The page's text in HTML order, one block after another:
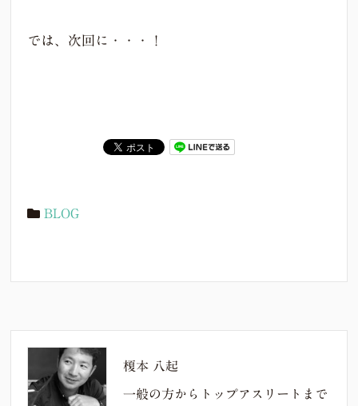
では、次回に・・・！
BLOG
榎本 八起
一般の方からトップアスリートまで